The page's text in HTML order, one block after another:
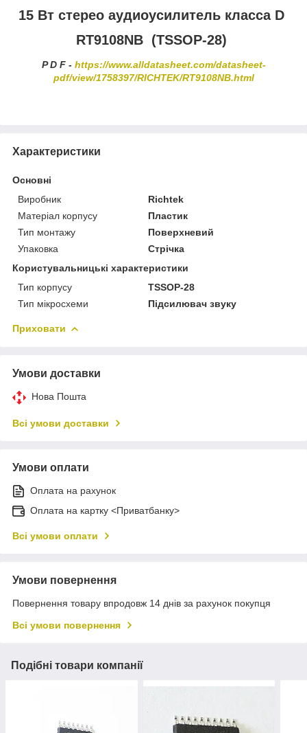
15 Вт стерео аудиоусилитель класса D
RT9108NB (TSSOP-28)
P D F - https://www.alldatasheet.com/datasheet-
pdf/view/1758397/RICHTEK/RT9108NB.html
Характеристики
Основні
Виробник
Richtek
Матеріал корпусу
Пластик
Тип монтажу
Поверхневий
Упаковка
Стрічка
Користувальницькі характеристики
Тип корпусу
TSSOP-28
Тип мікросхеми
Підсилювач звуку
Приховати
Умови доставки
Нова Пошта
Всі умови доставки
Умови оплати
Оплата на рахунок
Оплата на картку <Приватбанку>
Всі умови оплати
Умови повернення
Повернення товару впродовж 14 днів за рахунок покупця
Всі умови повернення
Подібні товари компанії